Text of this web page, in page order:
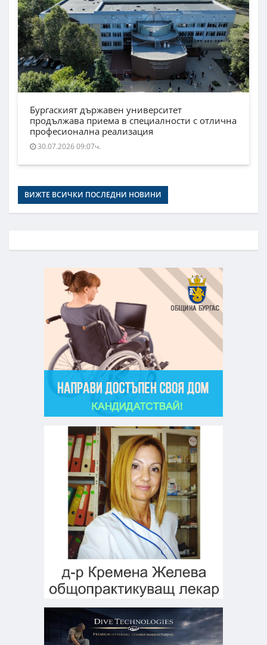
Бургаският държавен университет
продължава приема в специалности с отлична
професионална реализация
30.07.2026 09:07ч.
ВИЖТЕ ВСИЧКИ ПОСЛЕДНИ НОВИНИ